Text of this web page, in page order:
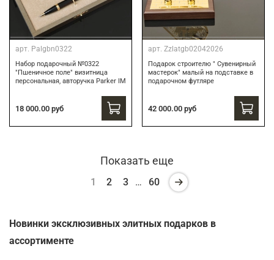
арт. Palgbn0322
Набор подарочный №0322
"Пшеничное поле" визитница
персональная, авторучка Parker IM
18 000.00 руб
арт. Zzlatgb02042026
Подарок строителю " Сувенирный
мастерок" малый на подставке в
подарочном футляре
42 000.00 руб
Показать еще
1 2 3 … 60
Новинки эксклюзивных элитных подарков в
ассортименте